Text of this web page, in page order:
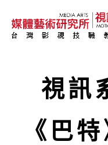
視訊
《巴